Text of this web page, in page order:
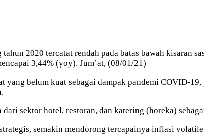
2020 tercatat rendah pada batas bawah kisaran
3,44% (yoy). Jum’at, (08/01/21)
belum kuat sebagai dampak pandemi COVID-
sektor hotel, restoran, dan katering (horeka)
semakin mendorong tercapainya inflasi